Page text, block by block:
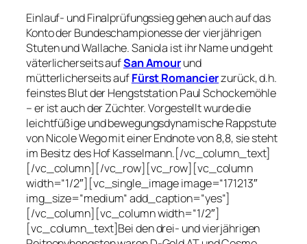
Einlauf- und Finalprüfungssieg gehen auch auf das
Konto der Bundeschampionesse der vierjährigen
Stuten und Wallache.Saniola ist ihr Name und geht
väterlicherseits aufSan Amourund
mütterlicherseits aufFürst Romancierzurück, d.h.
feinstes Blut der Hengststation Paul Schockemöhle
– er ist auch der Züchter. Vorgestellt wurde die
leichtfüßige und bewegungsdynamische Rappstute
von Nicole Wego mit einer Endnote von 8,8, sie steht
im Besitz des Hof Kasselmann.[/vc_column_text]
[/vc_column][/vc_row][vc_row][vc_column
width=“1/2″][vc_single_image image=“171213″
img_size=“medium“ add_caption=“yes“]
[/vc_column][vc_column width=“1/2″]
[vc_column_text]Bei den drei- und vierjährigen